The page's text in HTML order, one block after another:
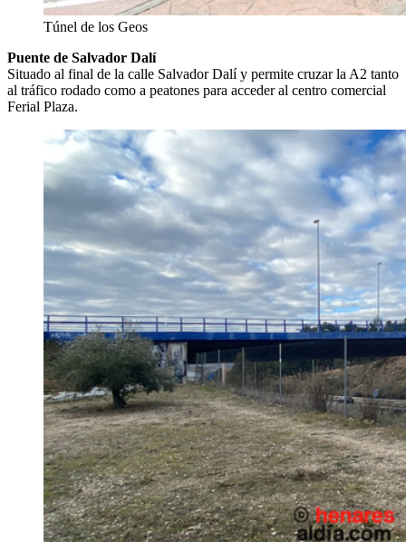
Túnel de los Geos
Puente de Salvador Dalí
Situado al final de la calle Salvador Dalí y permite cruzar la A2 tanto
al tráfico rodado como a peatones para acceder al centro comercial
Ferial Plaza.